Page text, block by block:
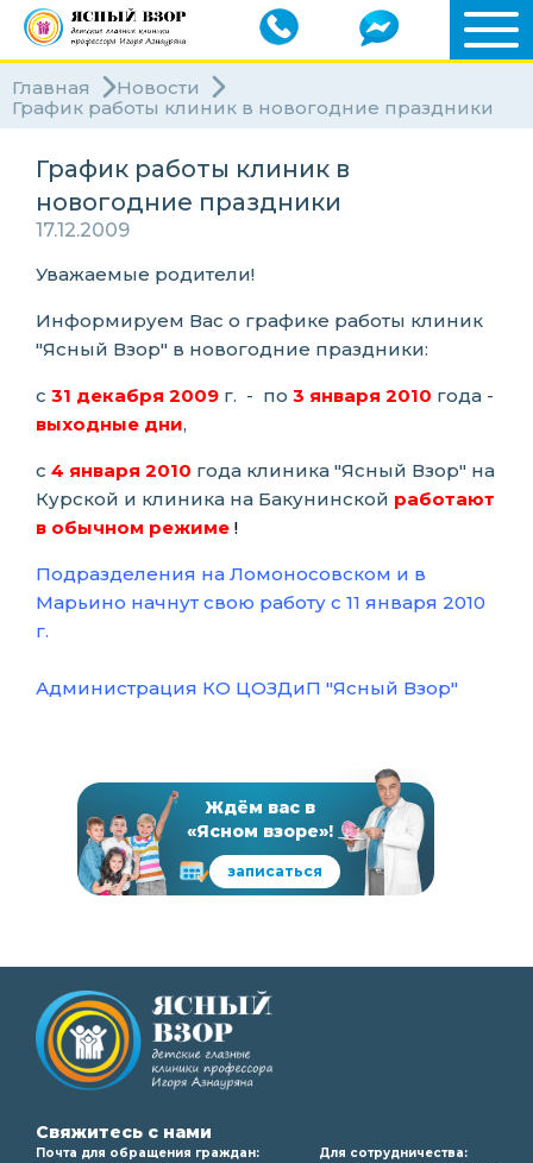
Главная
Новости
График работы клиник в новогодние праздники
График работы клиник в
новогодние праздники
17.12.2009
Уважаемые родители!
Информируем Вас о графике работы клиник
"Ясный Взор" в новогодние праздники:
с 31 декабря 2009 г. - по 3 января 2010 года -
выходные дни,
с 4 января 2010 года клиника "Ясный Взор" на
Курской и клиника на Бакунинской работают
в обычном режиме !
Подразделения на Ломоносовском и в
Марьино начнут свою работу с 11 января 2010
г.
Администрация КО ЦОЗДиП "Ясный Взор"
Ждём вас в
«Ясном взоре»!
записаться
Свяжитесь с нами
Почта для обращения граждан:
Для сотрудничества: